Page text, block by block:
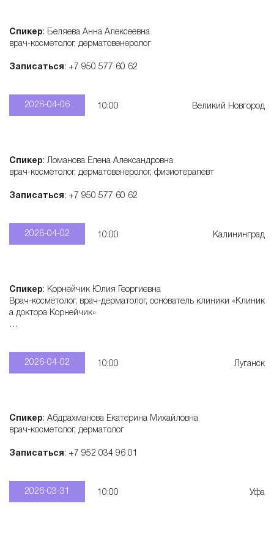
Спикер: Беляева Анна Алексеевна
врач-косметолог, дерматовенеролог
Записаться: +7 950 577 60 62
2026-04-06 10:00 Великий Новгород
Спикер: Ломанова Елена Александровна
врач-косметолог, дерматовенеролог, физиотерапевт
Записаться: +7 950 577 60 62
2026-04-02 10:00 Калининград
Спикер: Корнейчик Юлия Георгиевна
Врач-косметолог, врач-дерматолог, основатель клиники «Клиник
а доктора Корнейчик»
2026-04-02 10:00 Луганск
Спикер: Абдрахманова Екатерина Михайловна
врач-косметолог, дерматолог
Записаться: +7 952 034 96 01
2026-03-31 10:00 Уфа